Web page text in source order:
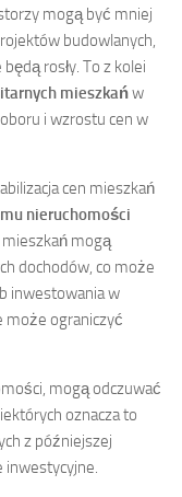
mogą być mniej
budowlanych,
rosły. To z kolei
mieszkańw
i wzrostu cen w
cen mieszkań
nieruchomości
mieszkań mogą
dochodów, co może
inwestowania w
może ograniczyć
mogą odczuwać
oznacza to
z późniejszej
inwestycyjne.